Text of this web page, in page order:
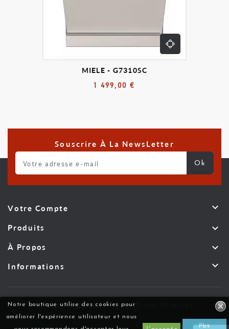
Notre boutique utilise des cookies pour
améliorer l'expérience utilisateur et nous
Plus
MIELE - G7310SC
1 499,00 €
Souscrire À La NewsLetter
Votre Compte 
Produits 
À Propos 
Informations 
Ets Cattoen© 2026 - Tous Droits Réservés